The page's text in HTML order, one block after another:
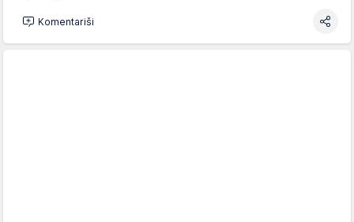
Komentariši